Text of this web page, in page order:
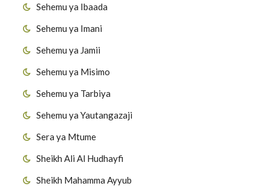
Sehemu ya Ibaada
Sehemu ya Imani
Sehemu ya Jamii
Sehemu ya Misimo
Sehemu ya Tarbiya
Sehemu ya Yautangazaji
Sera ya Mtume
Sheikh Ali Al Hudhayfi
Sheikh Mahamma Ayyub